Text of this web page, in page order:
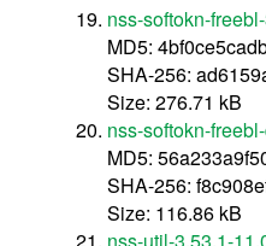
nss-softokn-
MD5:
SHA-256:
Size: 276.71 kB
nss-softokn-
MD5:
SHA-256:
Size: 116.86 kB
nss-util-3.53.1-